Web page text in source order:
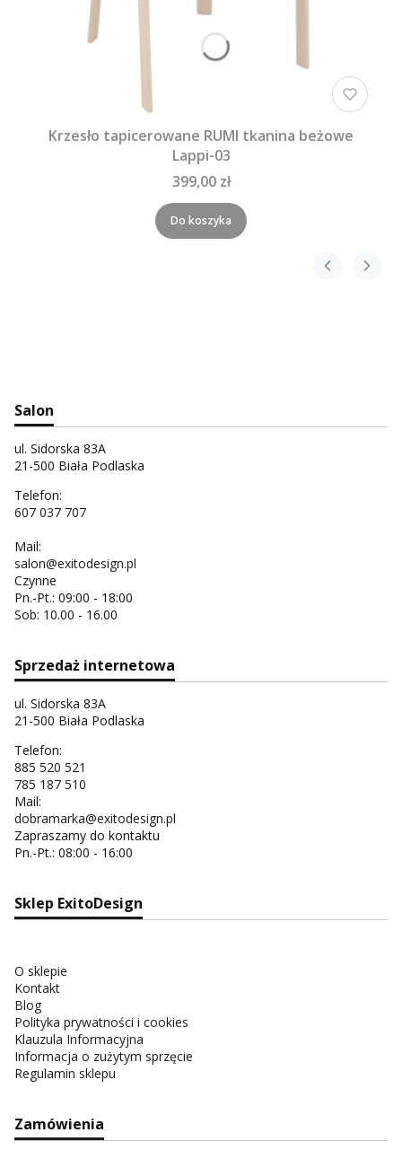
Krzesło tapicerowane RUMI tkanina beżowe
Lappi-03
399,00 zł
Do koszyka
Salon
ul. Sidorska 83A
21-500 Biała Podlaska
Telefon:
607 037 707
Mail:
salon@exitodesign.pl
Czynne
Pn.-Pt.: 09:00 - 18:00
Sob: 10.00 - 16.00
Sprzedaż internetowa
ul. Sidorska 83A
21-500 Biała Podlaska
Telefon:
885 520 521
785 187 510
Mail:
dobramarka@exitodesign.pl
Zapraszamy do kontaktu
Pn.-Pt.: 08:00 - 16:00
Sklep ExitoDesign
O sklepie
Kontakt
Blog
Polityka prywatności i cookies
Klauzula Informacyjna
Informacja o zużytym sprzęcie
Regulamin sklepu
Zamówienia